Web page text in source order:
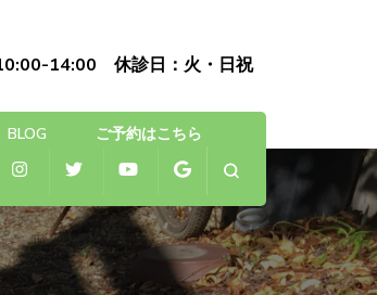
14:00 休診日：火・日祝
BLOG ご予約はこちら